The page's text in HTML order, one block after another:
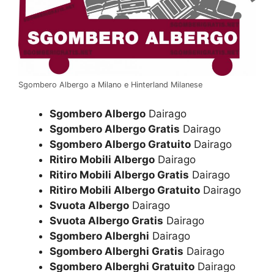
Sgombero Albergo a Milano e Hinterland Milanese
Sgombero Albergo Dairago
Sgombero Albergo Gratis Dairago
Sgombero Albergo Gratuito Dairago
Ritiro Mobili Albergo Dairago
Ritiro Mobili Albergo Gratis Dairago
Ritiro Mobili Albergo Gratuito Dairago
Svuota Albergo Dairago
Svuota Albergo Gratis Dairago
Sgombero Alberghi Dairago
Sgombero Alberghi Gratis Dairago
Sgombero Alberghi Gratuito Dairago